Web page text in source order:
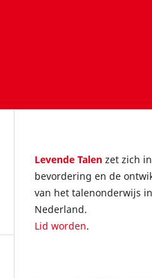
Levende Talen zet zich
bevordering en de
van het talenonderwijs in
Nederland.
Lid worden.